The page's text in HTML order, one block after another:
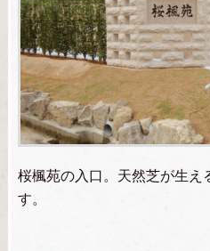
桜楓苑の入口。天然芝が生え
す。